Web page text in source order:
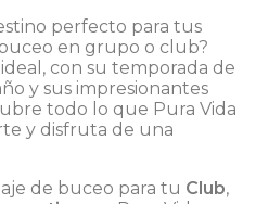
perfecto para tus
en grupo o club?
con su temporada de
y sus impresionantes
todo lo que Pura Vida
y disfruta de una
de buceo para tu Club,